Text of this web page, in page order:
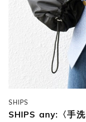
SHIPS
SHIPS any:〈手